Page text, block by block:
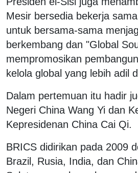
Mesir bersedia bekerja
untuk bersama-sama
berkembang dan "Global
mempromosikan
kelola global yang lebih adil
Dalam pertemuan itu hadir
Negeri China Wang Yi dan
Kepresidenan China Cai Qi.
BRICS didirikan pada 2009
Brazil, Rusia, India, dan